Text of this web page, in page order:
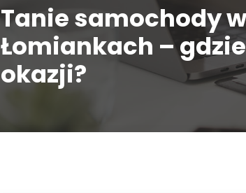
Tanie samochody w
Łomiankach –
okazji?